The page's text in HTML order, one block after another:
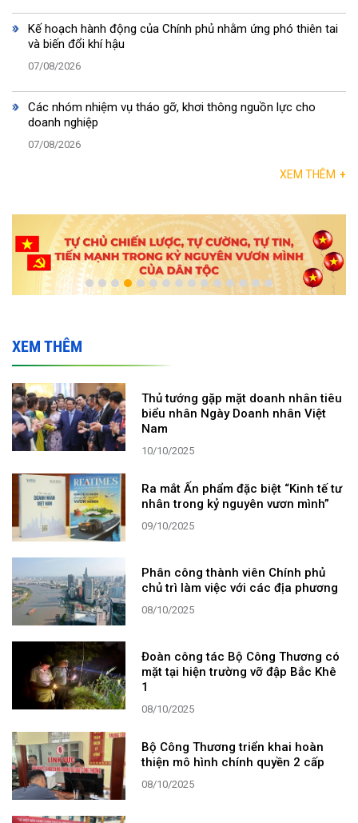
Kế hoạch hành động của Chính phủ nhằm ứng phó thiên tai
và biến đổi khí hậu
07/08/2026
Các nhóm nhiệm vụ tháo gỡ, khơi thông nguồn lực cho
doanh nghiệp
07/08/2026
XEM THÊM +
XEM THÊM
Thủ tướng gặp mặt doanh nhân tiêu
biểu nhân Ngày Doanh nhân Việt
Nam
10/10/2025
Ra mắt Ấn phẩm đặc biệt “Kinh tế tư
nhân trong kỷ nguyên vươn mình”
09/10/2025
Phân công thành viên Chính phủ
chủ trì làm việc với các địa phương
08/10/2025
Đoàn công tác Bộ Công Thương có
mặt tại hiện trường vỡ đập Bắc Khê
1
08/10/2025
Bộ Công Thương triển khai hoàn
thiện mô hình chính quyền 2 cấp
08/10/2025